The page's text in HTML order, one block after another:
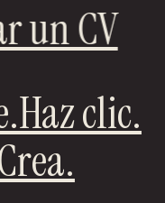
un CV
clic.